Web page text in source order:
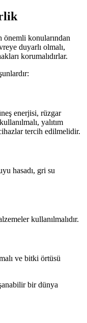
önemli konularından
duyarlı olmalı,
korumalıdırlar.
enerjisi, rüzgar
yalıtım
tercih edilmelidir.
hasadı, gri su
kullanılmalıdır.
ve bitki örtüsü
bir dünya